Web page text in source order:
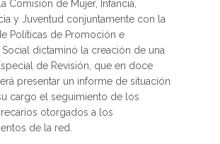
Comisión de Mujer, Infancia,
y Juventud conjuntamente con la
Políticas de Promoción e
Social dictaminó la creación de una
de Revisión, que en doce
presentar un informe de situación
cargo el seguimiento de los
otorgados a los
de la red.